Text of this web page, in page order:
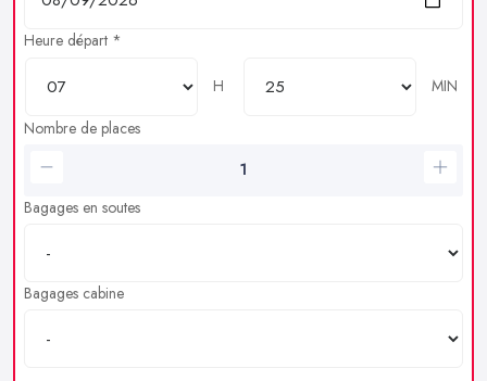
Heure départ *
H
MIN
Nombre de places
Bagages en soutes
Bagages cabine